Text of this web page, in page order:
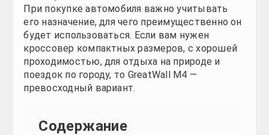
4Цена на Грейт Волл Ховер М4
Экстерьер Грейт Волл ховер М4
Несмотря на китайское происхождение,
автолюбители нашли в новинке много общего с